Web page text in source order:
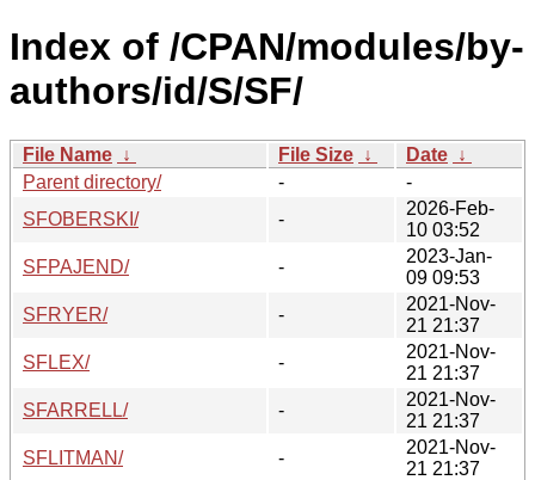
Index of /CPAN/modules/by-
authors/id/S/SF/
File Name ↓ File Size ↓ Date ↓
Parent directory/
-
-
SFOBERSKI/
-
2026-Feb-
10 03:52
SFPAJEND/
-
2023-Jan-
09 09:53
SFRYER/
-
2021-Nov-
21 21:37
SFLEX/
-
2021-Nov-
21 21:37
SFARRELL/
-
2021-Nov-
21 21:37
SFLITMAN/
-
2021-Nov-
21 21:37